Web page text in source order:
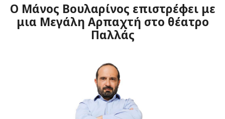
Ο Μάνος Βουλαρίνος επιστρέφει με
μια Μεγάλη Αρπαχτή στο θέατρο
Παλλάς